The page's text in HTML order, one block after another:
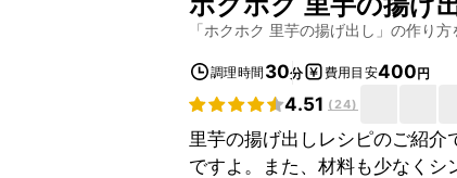
「ホクホク 里芋の揚げ出し 」の作り
調理時間 30分 費用目安400円
4.51 (24)
里芋の揚げ出しレシピのご紹
ですよ。また、材料も少なく